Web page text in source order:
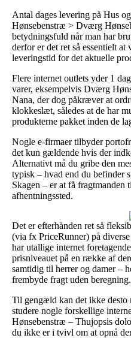
Antal dages levering på Hus
Hønsebenstræ > Dværg
betydningsfuld når man har
derfor er det ret så essentielt
leveringstid for det aktuelle
Flere internet outlets yder 1
varer, eksempelvis Dværg
Nana, der dog påkræver at
klokkeslæt, således at de har
produkterne pakket inden de
Nogle e-firmaer tilbyder
det kun gældende hvis der
Alternativt må du gribe den
typisk – hvad end du befinder
Skagen – er at få fragtmanden
afhentningssted.
Det er efterhånden ret så
(via fx PriceRunner) på
har utallige internet
prisniveauet på en række af
samtidig til herrer og damer –
frembyde fragt uden beregning.
Til gengæld kan det ikke desto
studere nogle forskellige
Hønsebenstræ – Thujopsis
du ikke er i tvivl om at opnå